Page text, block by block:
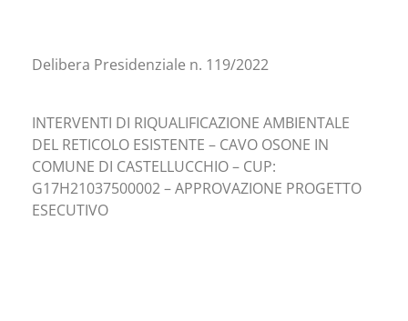
Delibera Presidenziale n. 119/2022
INTERVENTI DI RIQUALIFICAZIONE AMBIENTALE
DEL RETICOLO ESISTENTE – CAVO OSONE IN
COMUNE DI CASTELLUCCHIO – CUP:
G17H21037500002 – APPROVAZIONE PROGETTO
ESECUTIVO